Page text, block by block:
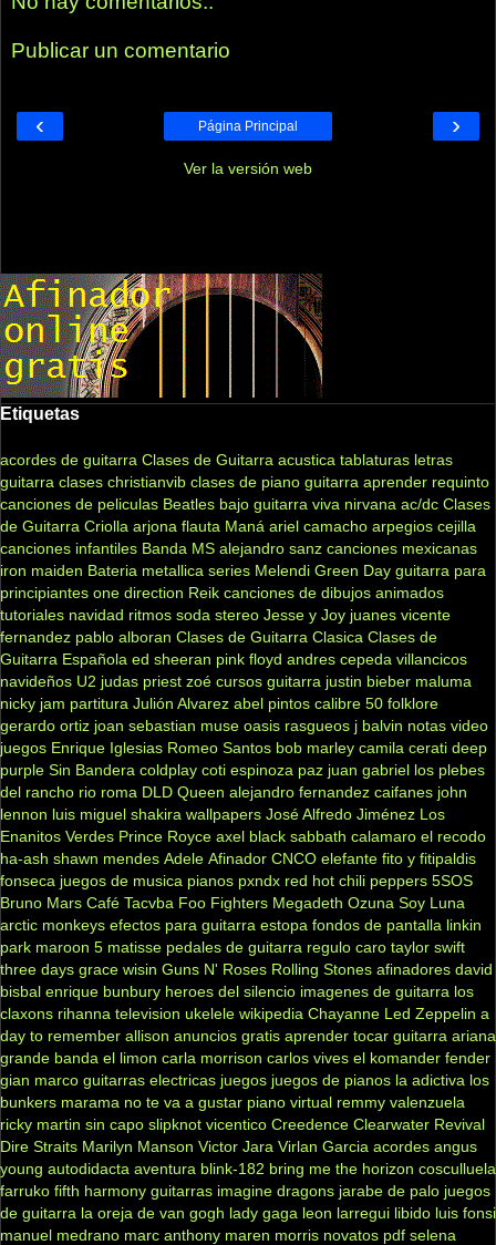
Publicar un comentario
‹ ›
Página Principal
Ver la versión web
Etiquetas
acordes de guitarra Clases de Guitarra acustica tablaturas letras
guitarra clases christianvib clases de piano guitarra aprender requinto
canciones de peliculas Beatles bajo guitarra viva nirvana ac/dc Clases
de Guitarra Criolla arjona flauta Maná ariel camacho arpegios cejilla
canciones infantiles Banda MS alejandro sanz canciones mexicanas
iron maiden Bateria metallica series Melendi Green Day guitarra para
principiantes one direction Reik canciones de dibujos animados
tutoriales navidad ritmos soda stereo Jesse y Joy juanes vicente
fernandez pablo alboran Clases de Guitarra Clasica Clases de
Guitarra Española ed sheeran pink floyd andres cepeda villancicos
navideños U2 judas priest zoé cursos guitarra justin bieber maluma
nicky jam partitura Julión Alvarez abel pintos calibre 50 folklore
gerardo ortiz joan sebastian muse oasis rasgueos j balvin notas video
juegos Enrique Iglesias Romeo Santos bob marley camila cerati deep
purple Sin Bandera coldplay coti espinoza paz juan gabriel los plebes
del rancho rio roma DLD Queen alejandro fernandez caifanes john
lennon luis miguel shakira wallpapers José Alfredo Jiménez Los
Enanitos Verdes Prince Royce axel black sabbath calamaro el recodo
ha-ash shawn mendes Adele Afinador CNCO elefante fito y fitipaldis
fonseca juegos de musica pianos pxndx red hot chili peppers 5SOS
Bruno Mars Café Tacvba Foo Fighters Megadeth Ozuna Soy Luna
arctic monkeys efectos para guitarra estopa fondos de pantalla linkin
park maroon 5 matisse pedales de guitarra regulo caro taylor swift
three days grace wisin Guns N' Roses Rolling Stones afinadores david
bisbal enrique bunbury heroes del silencio imagenes de guitarra los
claxons rihanna television ukelele wikipedia Chayanne Led Zeppelin a
day to remember allison anuncios gratis aprender tocar guitarra ariana
grande banda el limon carla morrison carlos vives el komander fender
gian marco guitarras electricas juegos juegos de pianos la adictiva los
bunkers marama no te va a gustar piano virtual remmy valenzuela
ricky martin sin capo slipknot vicentico Creedence Clearwater Revival
Dire Straits Marilyn Manson Victor Jara Virlan Garcia acordes angus
young autodidacta aventura blink-182 bring me the horizon cosculluela
farruko fifth harmony guitarras imagine dragons jarabe de palo juegos
de guitarra la oreja de van gogh lady gaga leon larregui libido luis fonsi
manuel medrano marc anthony maren morris novatos pdf selena